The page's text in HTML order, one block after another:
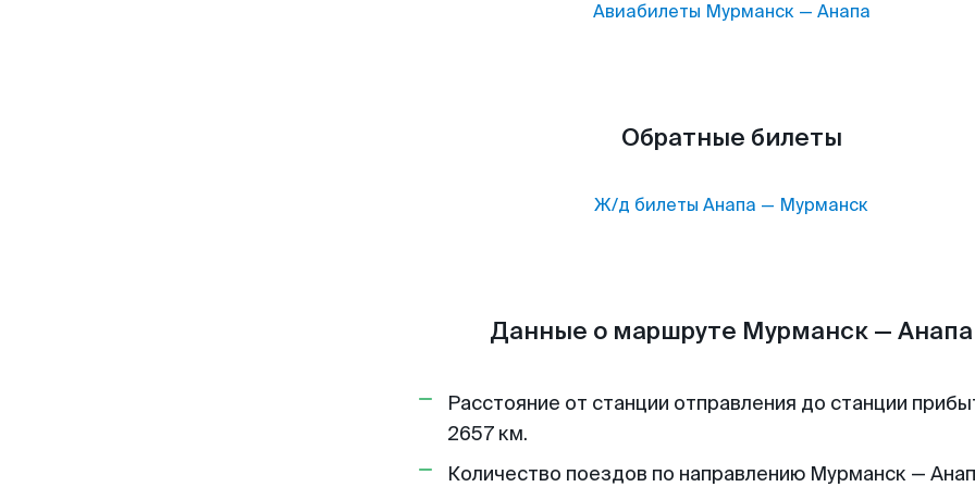
Авиабилеты Мурманск— Анапа
Обратные билеты
Ж/д билеты Анапа — Мурманск
Данные о маршруте Мурманск — Анапа
Расстояние от станции отправления до станции
2657 км.
Количество поездов по направлению Мурманск —